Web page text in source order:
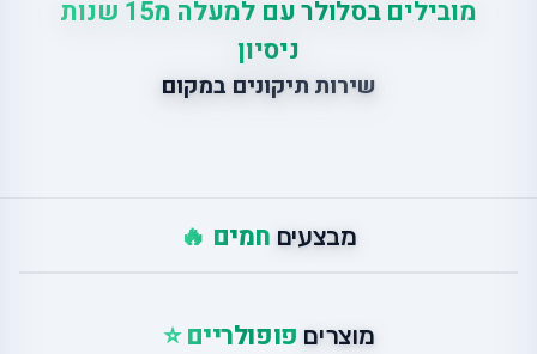
מובילים בסלולר עם למעלה מ15 שנות
ניסיון
שירות תיקונים במקום
מבצעים חמים 🔥
מוצרים פופולריים ⭐